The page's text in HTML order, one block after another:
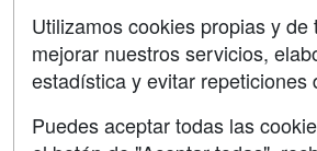
Contactar
Confidencialidad
Aviso legal
Copyleft
Utilizamos cookies propias y de
mejorar nuestros servicios,
estadística y evitar repeticiones
Puedes aceptar todas las